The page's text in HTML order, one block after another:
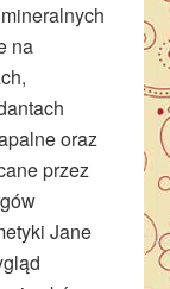
na
oraz
przez
Jane